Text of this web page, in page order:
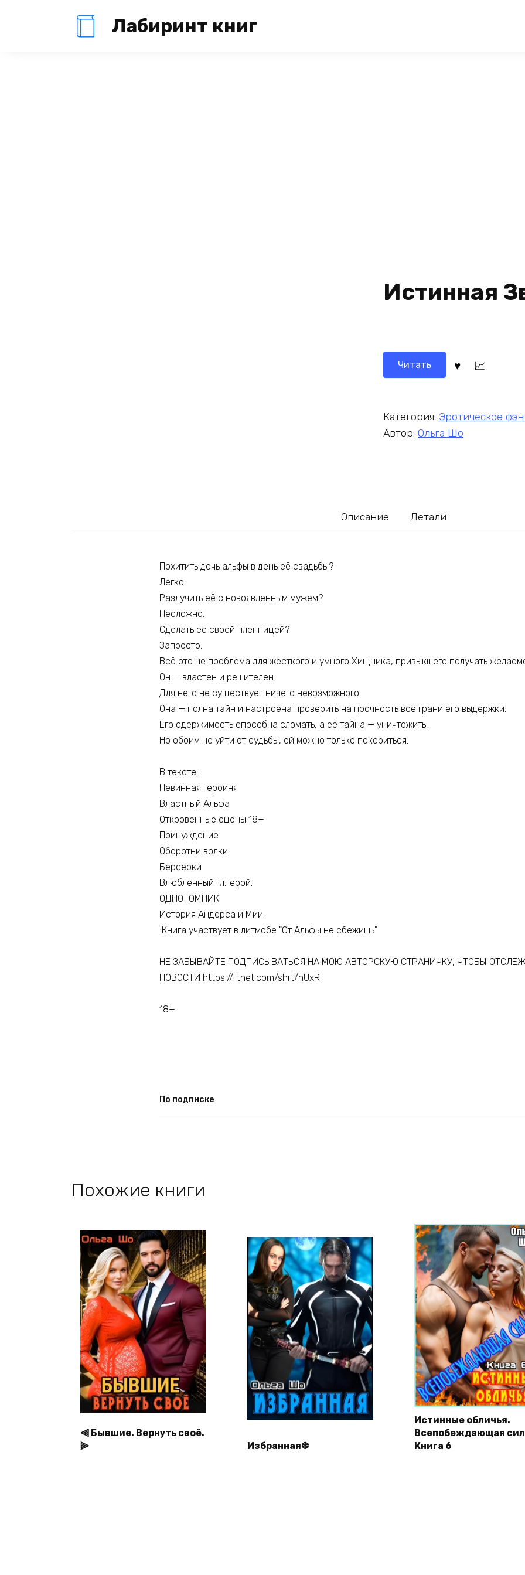
Лабиринт книг
Истинная
Читать
Категория: Эротическое
Автор: Ольга Шо
Описание Детали
Похитить дочь альфы в день её свадьбы?
Легко.
Разлучить её с новоявленным мужем?
Несложно.
Сделать её своей пленницей?
Запросто.
Всё это не проблема для жёсткого и умного Хищника, привыкшего получать
Он — властен и решителен.
Для него не существует ничего невозможного.
Она — полна тайн и настроена проверить на прочность все грани его выдержки.
Его одержимость способна сломать, а её тайна — уничтожить.
Но обоим не уйти от судьбы, ей можно только покориться.
В тексте:
Невинная героиня
Властный Альфа
Откровенные сцены 18+
Принуждение
Оборотни волки
Берсерки
Влюблённый гл.Герой.
ОДНОТОМНИК.
История Андерса и Мии.
Книга участвует в литмобе "От Альфы не сбежишь"
НЕ ЗАБЫВАЙТЕ ПОДПИСЫВАТЬСЯ НА МОЮ АВТОРСКУЮ СТРАНИЧКУ, ЧТОБЫ
НОВОСТИ https://litnet.com/shrt/hUxR
18+
По подписке
Похожие книги
⫷ Бывшие. Вернуть своё.
⫸
Избранная❆
Истинные обличья.
Всепобеждающая
Книга 6